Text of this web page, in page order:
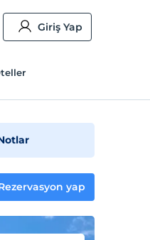
Giriş Yap
yap